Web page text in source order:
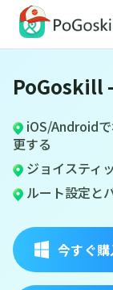
PoGoskill
iOS/Android
更する
ジョイスティ
ルート設定と
今すぐ